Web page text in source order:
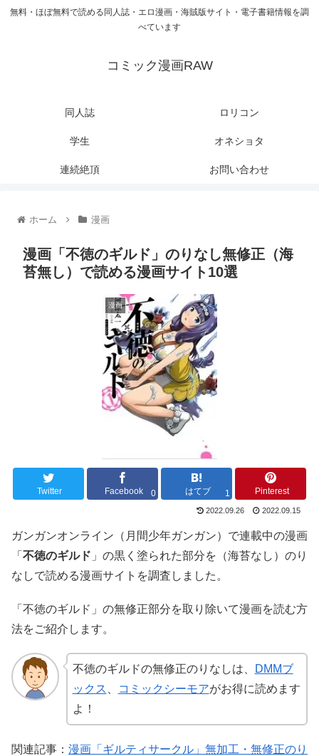
無料・ほぼ無料で読める同人誌・エロ漫画・海賊版サイト・電子書籍情報を調
べています
コミック漫画RAW
同人誌 ロリコン
学生 オネショタ
連続絶頂 お問い合わせ
ホーム 漫画
漫画「不徳のギルド」のりなし無修正（海
苔無し）で読める漫画サイト10選
漫画
Twitter Facebook 0 はてブ 1 Pinterest
2022.09.26 2022.09.15
ガンガンオンライン（月間少年ガンガン）で連載中の漫画
「 不徳のギルド 」の黒く塗られた部分を（海苔なし）のり
なしで読める漫画サイトを調査しました。
「不徳のギルド」の無修正部分を取り除いて漫画を読む方
法をご紹介します。
不徳のギルドの無修正のりなしは、
DMMブ
ックス
コミックシーモアがお得に読めます
よ！
関連記事： 漫画「ギルティサークル」無加工・無修正のり